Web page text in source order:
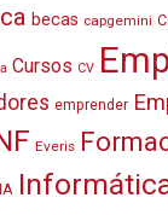
becas capgemini
Cursos CV
emprender
Everis
IA